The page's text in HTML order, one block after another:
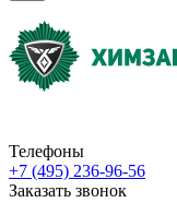
Телефоны
+7 (495) 236-96-56
Заказать звонок